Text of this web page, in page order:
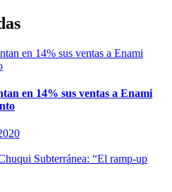
en 14% sus ventas a Enami